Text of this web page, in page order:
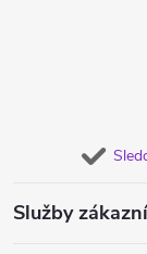
Služby